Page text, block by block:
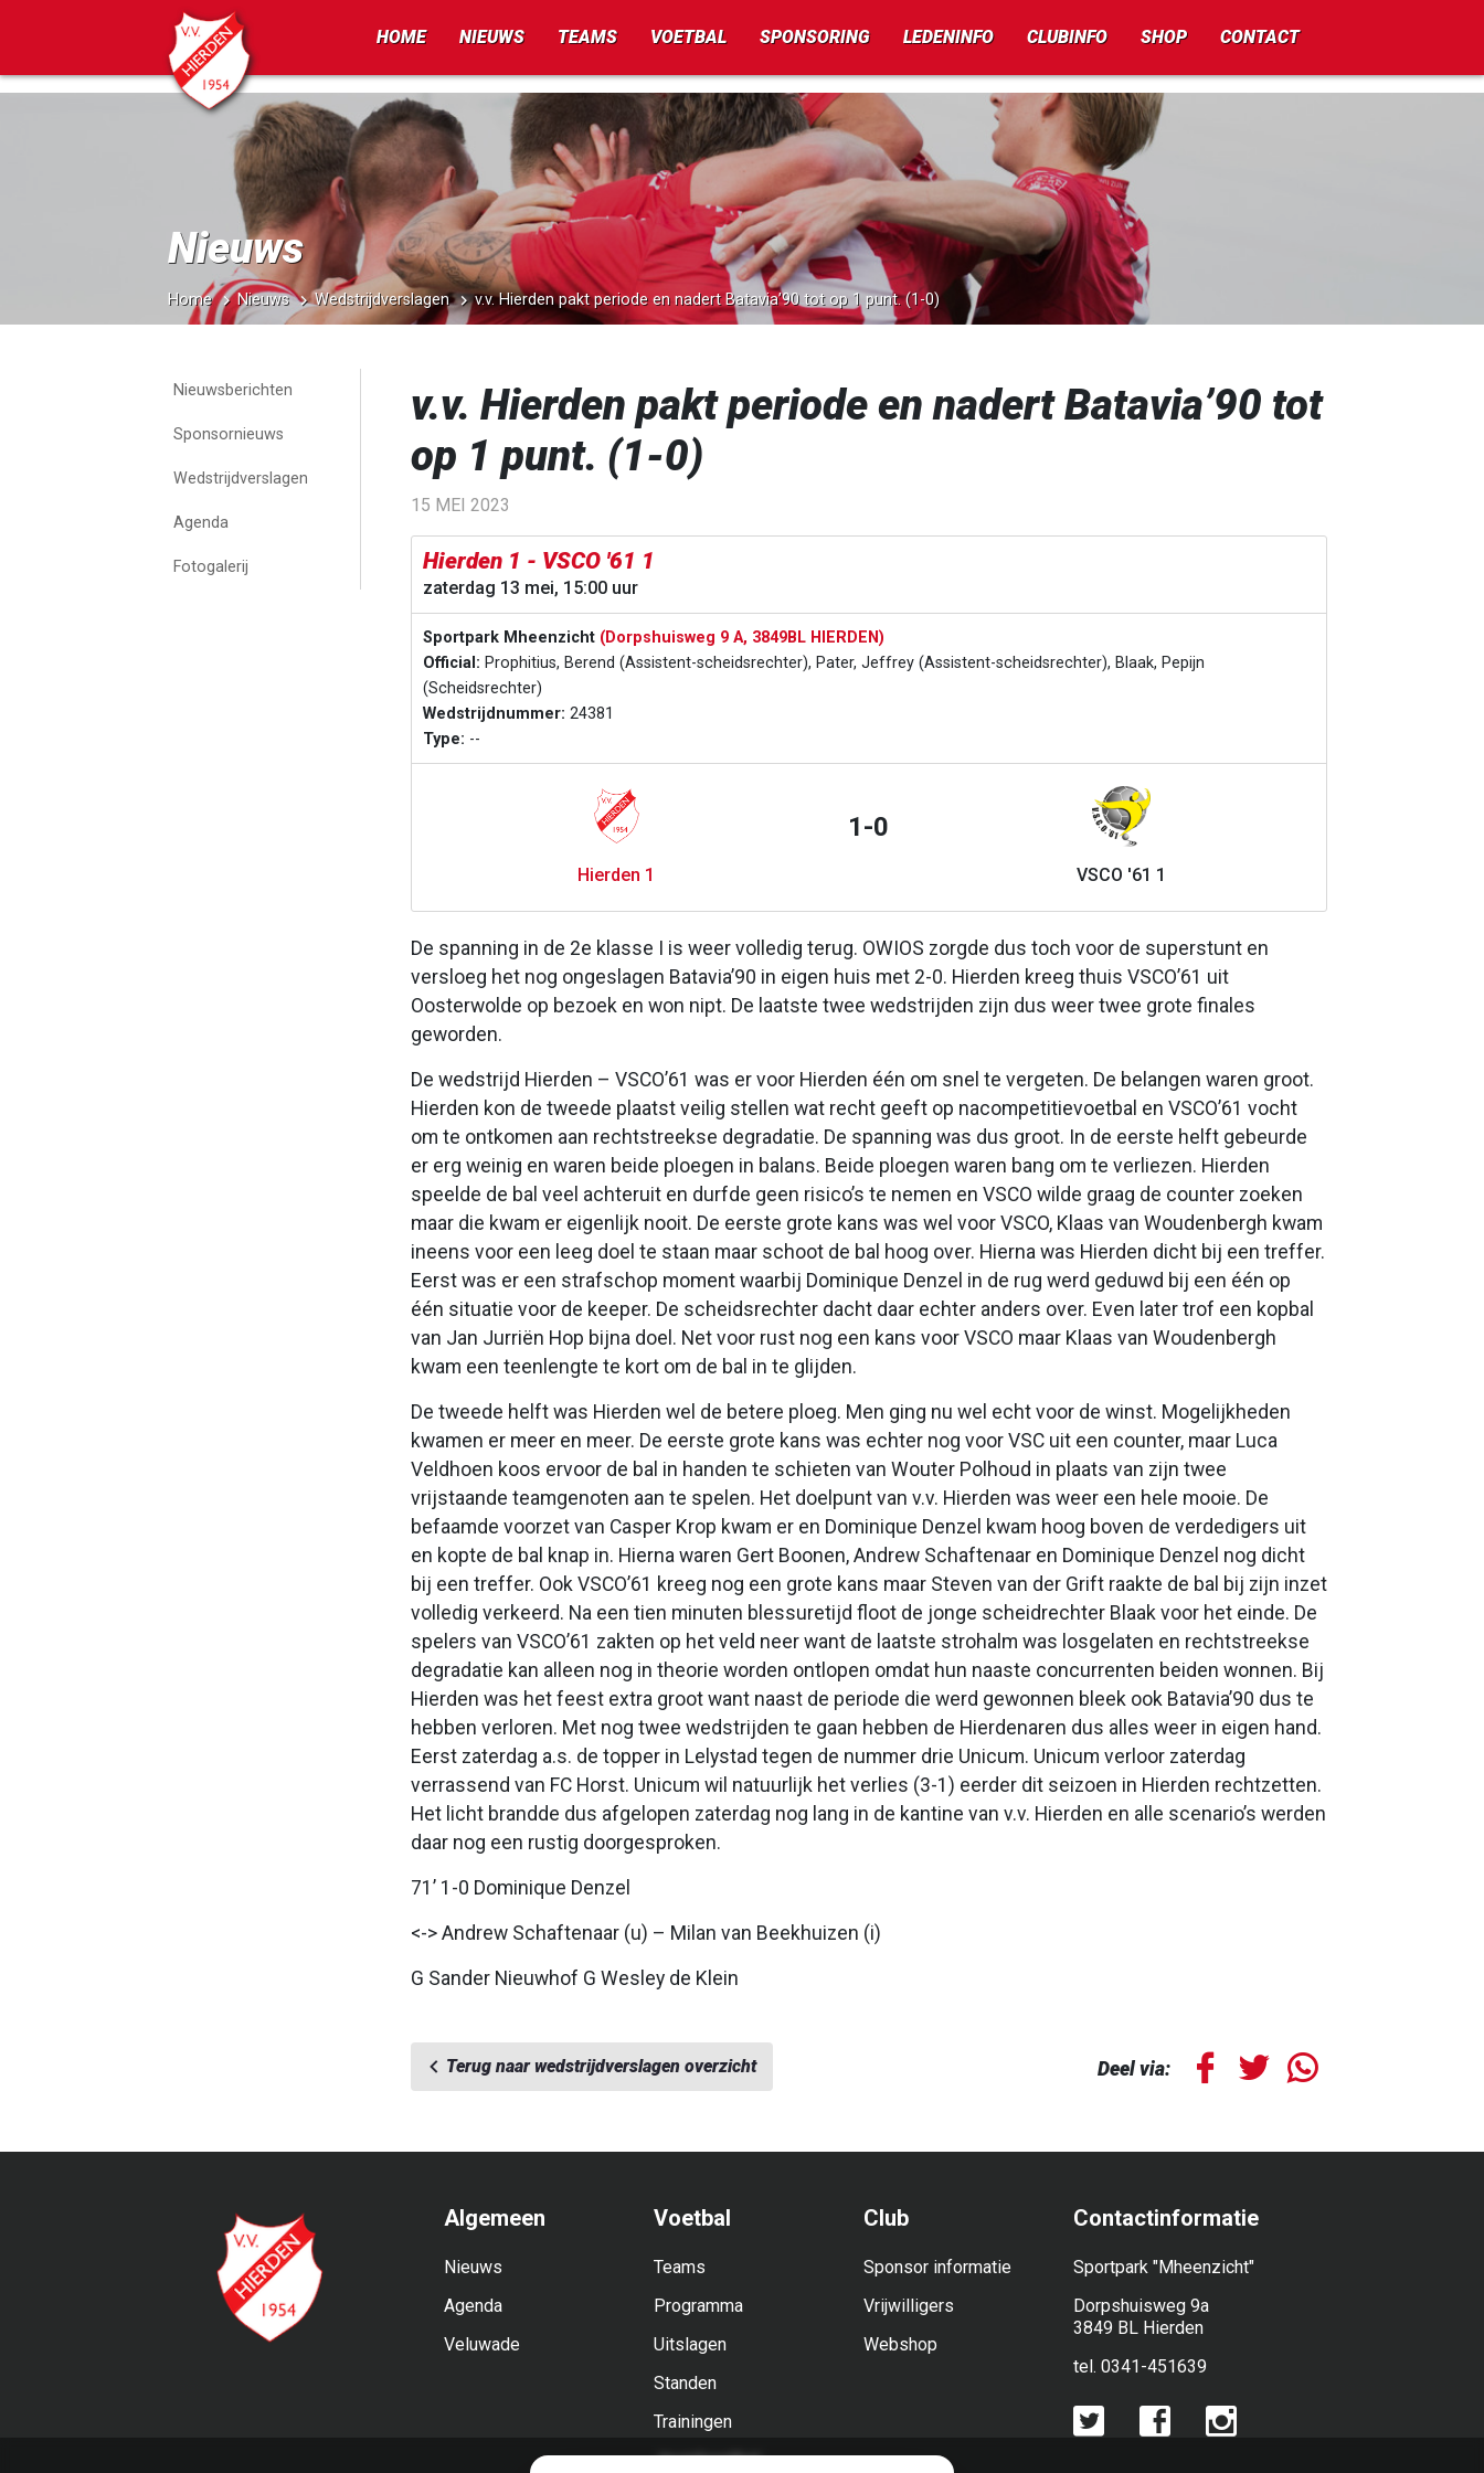
HOME
NIEUWS TEAMS VOETBAL SPONSORING LEDENINFO CLUBINFO SHOP CONTACT
Nieuws
Home Nieuws Wedstrijdverslagen v.v. Hierden pakt periode en nadert Batavia’90 tot op 1 punt. (1-0)
Nieuwsberichten
Sponsornieuws
Wedstrijdverslagen
Agenda
Fotogalerij
v.v. Hierden pakt periode en nadert Batavia’90 tot
op 1 punt. (1-0)
15 MEI 2023
Hierden 1 - VSCO '61 1
zaterdag 13 mei, 15:00 uur
Sportpark Mheenzicht (Dorpshuisweg 9 A, 3849BL HIERDEN)
Official: Prophitius, Berend (Assistent-scheidsrechter), Pater, Jeffrey (Assistent-scheidsrechter), Blaak, Pepijn
(Scheidsrechter)
Wedstrijdnummer: 24381
Type: --
Hierden 1
1-0
VSCO '61 1
De spanning in de 2e klasse I is weer volledig terug. OWIOS zorgde dus toch voor de superstunt en
versloeg het nog ongeslagen Batavia’90 in eigen huis met 2-0. Hierden kreeg thuis VSCO’61 uit
Oosterwolde op bezoek en won nipt. De laatste twee wedstrijden zijn dus weer twee grote finales
geworden.
De wedstrijd Hierden – VSCO’61 was er voor Hierden één om snel te vergeten. De belangen waren groot.
Hierden kon de tweede plaatst veilig stellen wat recht geeft op nacompetitievoetbal en VSCO’61 vocht
om te ontkomen aan rechtstreekse degradatie. De spanning was dus groot. In de eerste helft gebeurde
er erg weinig en waren beide ploegen in balans. Beide ploegen waren bang om te verliezen. Hierden
speelde de bal veel achteruit en durfde geen risico’s te nemen en VSCO wilde graag de counter zoeken
maar die kwam er eigenlijk nooit. De eerste grote kans was wel voor VSCO, Klaas van Woudenbergh kwam
ineens voor een leeg doel te staan maar schoot de bal hoog over. Hierna was Hierden dicht bij een treffer.
Eerst was er een strafschop moment waarbij Dominique Denzel in de rug werd geduwd bij een één op
één situatie voor de keeper. De scheidsrechter dacht daar echter anders over. Even later trof een kopbal
van Jan Jurriën Hop bijna doel. Net voor rust nog een kans voor VSCO maar Klaas van Woudenbergh
kwam een teenlengte te kort om de bal in te glijden.
De tweede helft was Hierden wel de betere ploeg. Men ging nu wel echt voor de winst. Mogelijkheden
kwamen er meer en meer. De eerste grote kans was echter nog voor VSC uit een counter, maar Luca
Veldhoen koos ervoor de bal in handen te schieten van Wouter Polhoud in plaats van zijn twee
vrijstaande teamgenoten aan te spelen. Het doelpunt van v.v. Hierden was weer een hele mooie. De
befaamde voorzet van Casper Krop kwam er en Dominique Denzel kwam hoog boven de verdedigers uit
en kopte de bal knap in. Hierna waren Gert Boonen, Andrew Schaftenaar en Dominique Denzel nog dicht
bij een treffer. Ook VSCO’61 kreeg nog een grote kans maar Steven van der Grift raakte de bal bij zijn inzet
volledig verkeerd. Na een tien minuten blessuretijd floot de jonge scheidrechter Blaak voor het einde. De
spelers van VSCO’61 zakten op het veld neer want de laatste strohalm was losgelaten en rechtstreekse
degradatie kan alleen nog in theorie worden ontlopen omdat hun naaste concurrenten beiden wonnen. Bij
Hierden was het feest extra groot want naast de periode die werd gewonnen bleek ook Batavia’90 dus te
hebben verloren. Met nog twee wedstrijden te gaan hebben de Hierdenaren dus alles weer in eigen hand.
Eerst zaterdag a.s. de topper in Lelystad tegen de nummer drie Unicum. Unicum verloor zaterdag
verrassend van FC Horst. Unicum wil natuurlijk het verlies (3-1) eerder dit seizoen in Hierden rechtzetten.
Het licht brandde dus afgelopen zaterdag nog lang in de kantine van v.v. Hierden en alle scenario’s werden
daar nog een rustig doorgesproken.
71’ 1-0 Dominique Denzel
<-> Andrew Schaftenaar (u) – Milan van Beekhuizen (i)
G Sander Nieuwhof G Wesley de Klein
Terug naar wedstrijdverslagen overzicht Deel via:
Algemeen
Nieuws
Agenda
Veluwade
Voetbal
Teams
Programma
Uitslagen
Standen
Trainingen
Jeugdvoetbal
Club
Sponsor informatie
Vrijwilligers
Webshop
Contactinformatie
Sportpark "Mheenzicht"
Dorpshuisweg 9a
3849 BL Hierden
tel. 0341-451639